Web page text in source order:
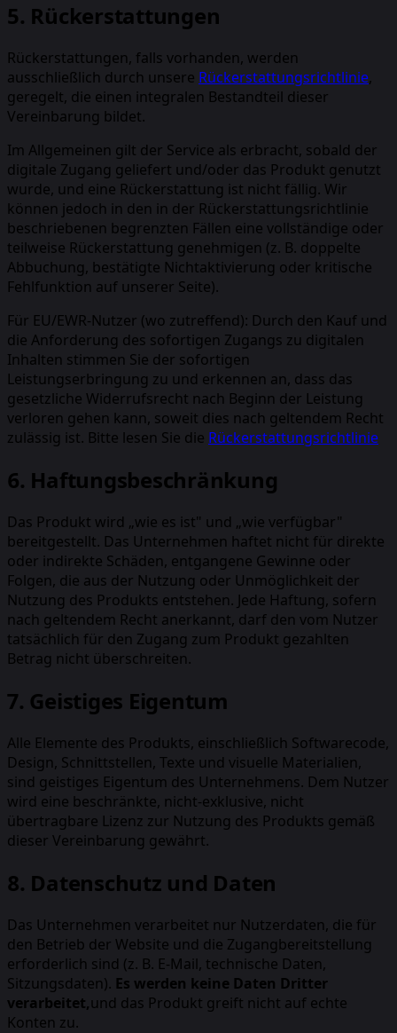
5. Rückerstattungen
Rückerstattungen, falls vorhanden, werden
ausschließlich durch unsere Rückerstattungsrichtlinie,
geregelt, die einen integralen Bestandteil dieser
Vereinbarung bildet.
Im Allgemeinen gilt der Service als erbracht, sobald der
digitale Zugang geliefert und/oder das Produkt genutzt
wurde, und eine Rückerstattung ist nicht fällig. Wir
können jedoch in den in der Rückerstattungsrichtlinie
beschriebenen begrenzten Fällen eine vollständige oder
teilweise Rückerstattung genehmigen (z. B. doppelte
Abbuchung, bestätigte Nichtaktivierung oder kritische
Fehlfunktion auf unserer Seite).
Für EU/EWR-Nutzer (wo zutreffend): Durch den Kauf und
die Anforderung des sofortigen Zugangs zu digitalen
Inhalten stimmen Sie der sofortigen
Leistungserbringung zu und erkennen an, dass das
gesetzliche Widerrufsrecht nach Beginn der Leistung
verloren gehen kann, soweit dies nach geltendem Recht
zulässig ist. Bitte lesen Sie die Rückerstattungsrichtlinie
6. Haftungsbeschränkung
Das Produkt wird „wie es ist" und „wie verfügbar"
bereitgestellt. Das Unternehmen haftet nicht für direkte
oder indirekte Schäden, entgangene Gewinne oder
Folgen, die aus der Nutzung oder Unmöglichkeit der
Nutzung des Produkts entstehen. Jede Haftung, sofern
nach geltendem Recht anerkannt, darf den vom Nutzer
tatsächlich für den Zugang zum Produkt gezahlten
Betrag nicht überschreiten.
7. Geistiges Eigentum
Alle Elemente des Produkts, einschließlich Softwarecode,
Design, Schnittstellen, Texte und visuelle Materialien,
sind geistiges Eigentum des Unternehmens. Dem Nutzer
wird eine beschränkte, nicht-exklusive, nicht
übertragbare Lizenz zur Nutzung des Produkts gemäß
dieser Vereinbarung gewährt.
8. Datenschutz und Daten
Das Unternehmen verarbeitet nur Nutzerdaten, die für
den Betrieb der Website und die Zugangbereitstellung
erforderlich sind (z. B. E-Mail, technische Daten,
Sitzungsdaten). Es werden keine Daten Dritter
verarbeitet,und das Produkt greift nicht auf echte
Konten zu.